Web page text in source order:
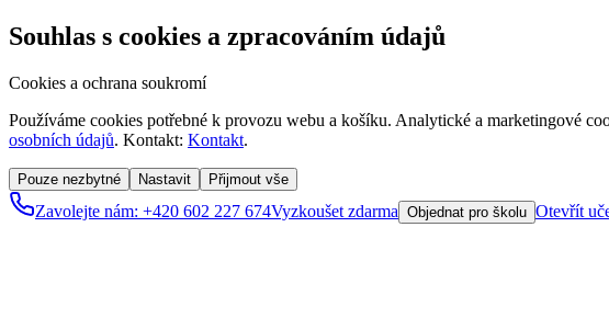
Souhlas s cookies a zpracováním údajů
Cookies a ochrana soukromí
Používáme cookies potřebné k provozu webu a košíku. Analytické a marketingové
osobních údajů. Kontakt: Kontakt.
Pouze nezbytné Nastavit Přijmout vše
Zavolejte nám: +420 602 227 674Vyzkoušet zdarma Objednat pro školu Otevřít